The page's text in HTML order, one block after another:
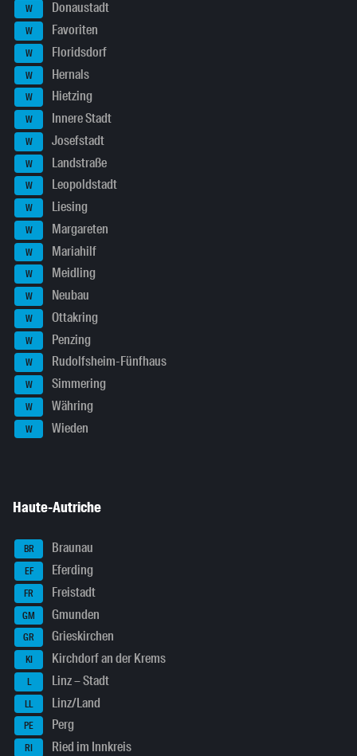
W Donaustadt
W Favoriten
W Floridsdorf
W Hernals
W Hietzing
W Innere Stadt
W Josefstadt
W Landstraße
W Leopoldstadt
W Liesing
W Margareten
W Mariahilf
W Meidling
W Neubau
W Ottakring
W Penzing
W Rudolfsheim-Fünfhaus
W Simmering
W Währing
W Wieden
Haute-Autriche
BR Braunau
EF Eferding
FR Freistadt
GM Gmunden
GR Grieskirchen
KI Kirchdorf an der Krems
L Linz – Stadt
LL Linz/Land
PE Perg
RI Ried im Innkreis